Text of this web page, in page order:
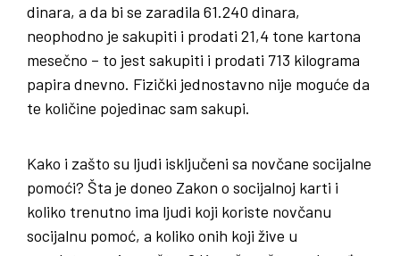
dinara, a da bi se zaradila 61.240 dinara,
neophodno je sakupiti i prodati 21,4 tone kartona
mesečno – to jest sakupiti i prodati 713 kilograma
papira dnevno. Fizički jednostavno nije moguće da
te količine pojedinac sam sakupi.
Kako i zašto su ljudi isključeni sa novčane socijalne
pomoći? Šta je doneo Zakon o socijalnoj karti i
koliko trenutno ima ljudi koji koriste novčanu
socijalnu pomoć, a koliko onih koji žive u